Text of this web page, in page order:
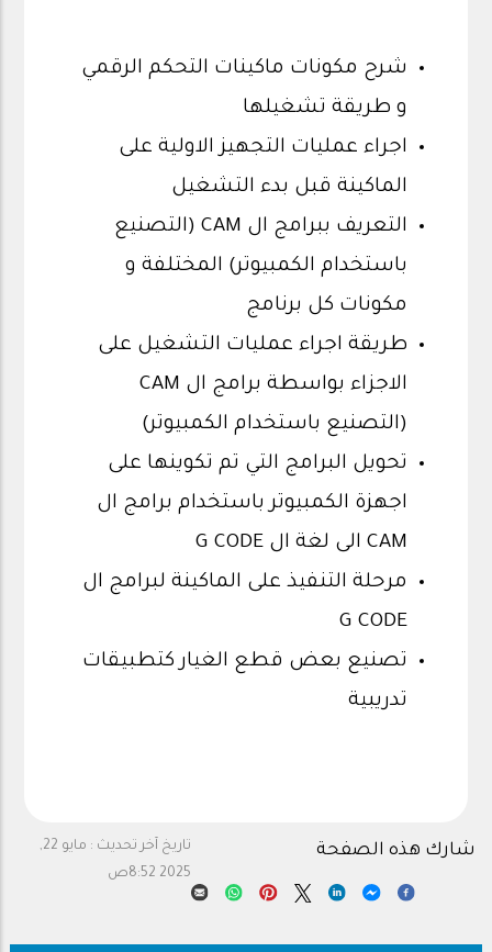
شرح مكونات ماكينات التحكم الرقمي
و طريقة تشغيلها
اجراء عمليات التجهيز الاولية على
الماكينة قبل بدء التشغيل
التعريف ببرامج ال CAM (التصنيع
باستخدام الكمبيوتر) المختلفة و
مكونات كل برنامج
طريقة اجراء عمليات التشغيل على
الاجزاء بواسطة برامج ال CAM
(التصنيع باستخدام الكمبيوتر)
تحويل البرامج التي تم تكوينها على
اجهزة الكمبيوتر باستخدام برامج ال
CAM الى لغة ال G CODE
مرحلة التنفيذ على الماكينة لبرامج ال
G CODE
تصنيع بعض قطع الغيار كتطبيقات
تدريبية
تاريخ آخر تحديث :
مايو 22,
2025 8:52ص
شارك هذه الصفحة